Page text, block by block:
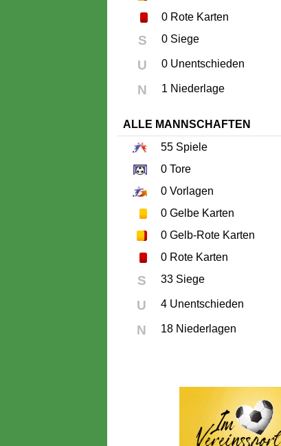
0 Rote Karten
S 0 Siege
U 0 Unentschieden
N 1 Niederlage
ALLE MANNSCHAFTEN
55 Spiele
0 Tore
0 Vorlagen
0 Gelbe Karten
0 Gelb-Rote Karten
0 Rote Karten
S 33 Siege
U 4 Unentschieden
N 18 Niederlagen